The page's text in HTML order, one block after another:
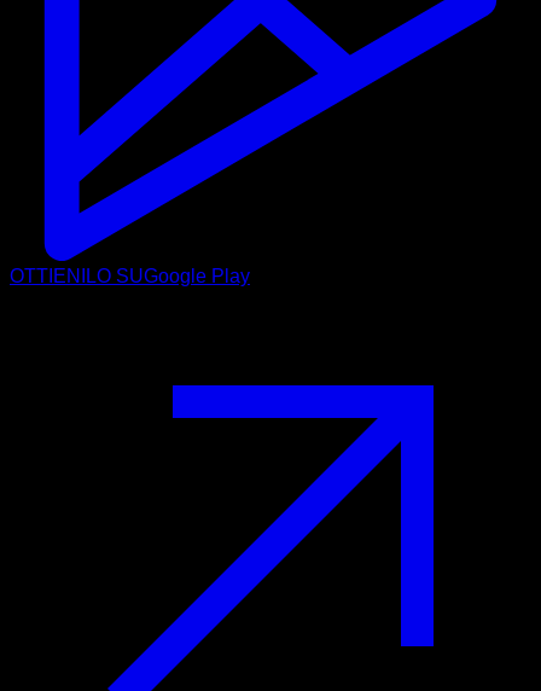
OTTIENILO SUGoogle Play